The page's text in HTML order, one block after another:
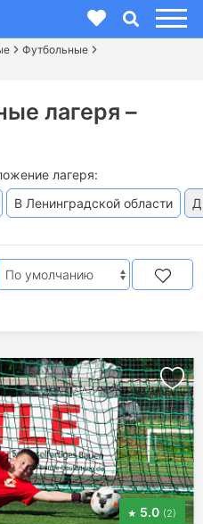
Футбольные
лагеря –
лагеря:
В Ленинградской области
5.0 (2)